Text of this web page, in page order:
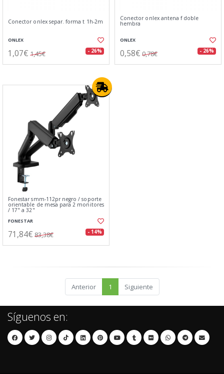
Conector onlex separ. forma t 1h-2m
ONLEX
1,07€ 1,45€ - 26%
Conector onlex antena f doble
hembra
ONLEX
0,58€ 0,78€ - 26%
Fonestar smm-112pr negro / soporte
orientable de mesa para 2 monitores
/ 17" a 32"
FONESTAR
71,84€ 83,38€ - 14%
Anterior 1 Siguiente
Síguenos en: